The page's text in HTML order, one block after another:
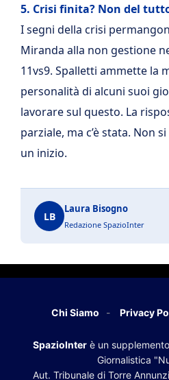
5. Crisi finita? Non del
I segni della crisi
Miranda alla non gestione
11vs9. Spalletti ammette la
personalità di alcuni suoi
lavorare sul questo. La
parziale, ma c’è stata. Non
un inizio.
LB
Laura Bisogno
Redazione SpazioInter
Chi Siamo Privacy
SpazioInter è un
Giornalistica
Aut. Tribunale di Torre